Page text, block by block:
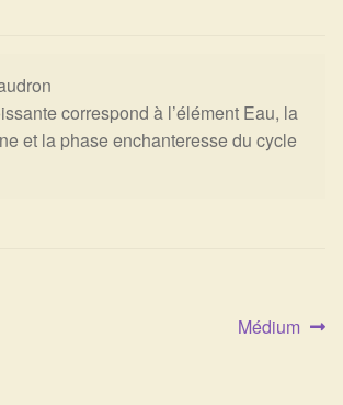
correspond à l’élément Eau, la
et la phase enchanteresse du cycle
Article
Médium